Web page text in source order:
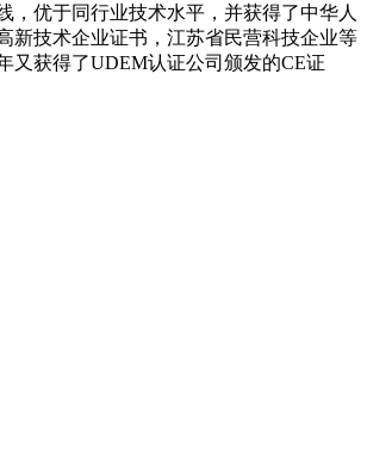
，优于同行业技术水平，并获得了中华人
新技术企业证书，江苏省民营科技企业等
又获得了UDEM认证公司颁发的CE证